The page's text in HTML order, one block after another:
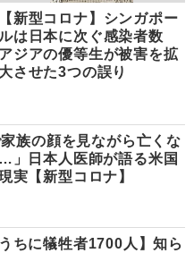
【新型コロナ】シンガポー
ルは日本に次ぐ感染者数
アジアの優等生が被害を拡
大させた3つの誤り
家族の顔を見ながら亡くな
」日本人医師が語る米国
実【新型コロナ】
ちに犠牲者1700人】知ら